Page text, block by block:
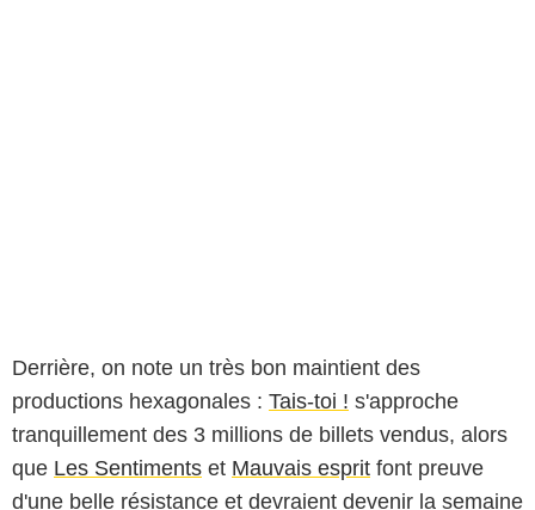
Derrière, on note un très bon maintient des
productions hexagonales : Tais-toi ! s'approche
tranquillement des 3 millions de billets vendus, alors
que Les Sentiments et Mauvais esprit font preuve
d'une belle résistance et devraient devenir la semaine